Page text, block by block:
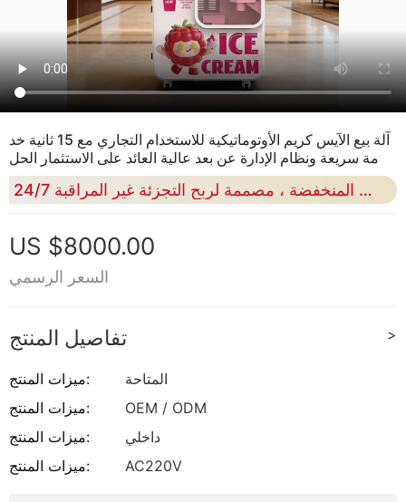
آلة بيع الآيس كريم الأوتوماتيكية للاستخدام التجاري مع 15 ثانية خد
مة سريعة ونظام الإدارة عن بعد عالية العائد على الاستثمار الحل
آلة بيع الآيس كريم الذكية مع 59 خيارات النكهة وتكلفة العمالة المنخفضة ، مصممة لربح التجزئة غير المراقبة 24/7
US $8000.00
السعر الرسمي
تفاصيل المنتج >
ميزات المنتج:
المتاحة
ميزات المنتج:
OEM / ODM
ميزات المنتج:
داخلي
ميزات المنتج:
AC220V